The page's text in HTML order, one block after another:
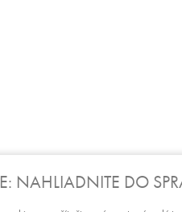
NAHLIADNITE DO